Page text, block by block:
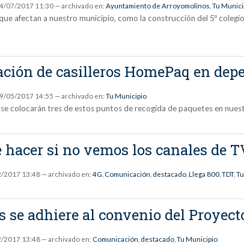
07/2017 11:30 — archivado en:Ayuntamiento de Arroyomolinos ,Tu
afectan a nuestro municipio, como la construcción del 5º
de casilleros HomePaq en
05/2017 14:55 — archivado en:Tu Municipio
colocarán tres de estos puntos de recogida de paquetes en
si no vemos los canales de
2017 13:48 — archivado en:4G Comunicación destacado ,Llega 800 ,TDT,
adhiere al convenio del
2017 13:48 — archivado en: Comunicación destacado ,Tu Municipio